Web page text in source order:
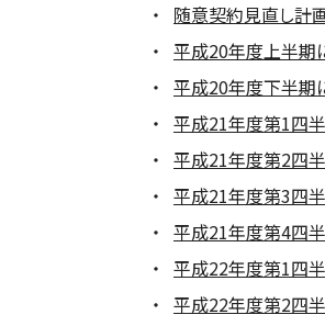
随意契約見直し計
平成20年度上半期
平成20年度下半期
平成21年度第1四
平成21年度第2四
平成21年度第3四
平成21年度第4四
平成22年度第1四
平成22年度第2四